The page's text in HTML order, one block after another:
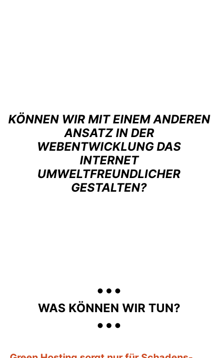
KÖNNEN WIR MIT EINEM ANDEREN
ANSATZ IN DER
WEBENTWICKLUNG DAS
INTERNET
UMWELTFREUNDLICHER
GESTALTEN?
...
WAS KÖNNEN WIR TUN?
...